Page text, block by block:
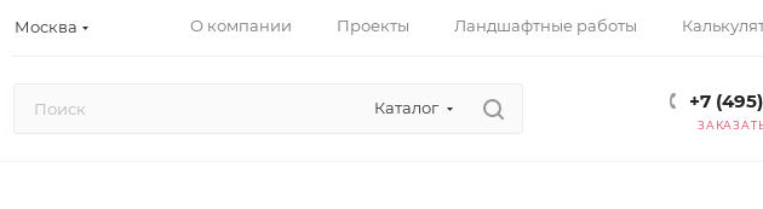
Москва О компании Проекты Ландшафтные работы
Каталог +7